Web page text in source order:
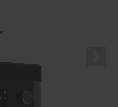
klik weergeven. Door op de
in dat je de externe
dat persoonlijke
aan platforms
hierover vind je in ons